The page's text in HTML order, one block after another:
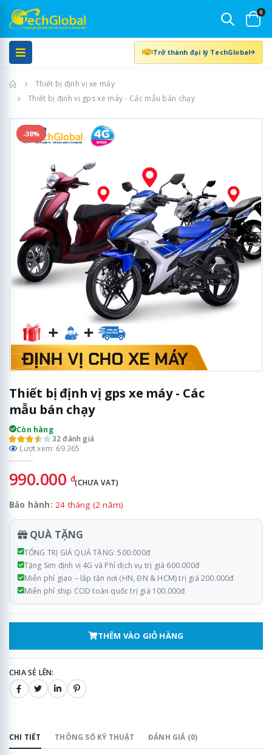
0
Trở thành đại lý TechGlobal
Trang chủThiết bị định vị xe máy
Thiết bị định vị gps xe máy - Các mẫu bán chạy
-38%
Thiết bị định vị gps xe máy - Các
mẫu bán chạy
Còn hàng
32 đánh giá
Lượt xem: 69.365
990.000 đ(CHƯA VAT)
Bảo hành: 24 tháng (2 năm)
QUÀ TẶNG
TỔNG TRỊ GIÁ QUÀ TẶNG: 500.000đ
Tặng Sim định vị 4G và Phí dịch vụ trị giá 600.000đ
Miễn phí giao – lắp tận nơi (HN, ĐN & HCM) trị giá 200.000đ
Miễn phí ship COD toàn quốc trị giá 100.000đ
THÊM VÀO GIỎ HÀNG
CHIA SẺ LÊN:
CHI TIẾT THÔNG SỐ KỸ THUẬT ĐÁNH GIÁ (0)